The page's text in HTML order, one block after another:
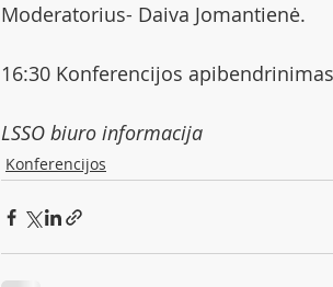
Moderatorius- Daiva Jomantienė.
16:30 Konferencijos
LSSO biuro informacija
Konferencijos